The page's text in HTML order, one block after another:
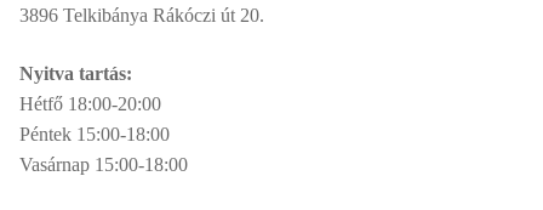
3896 Telkibánya Rákóczi út 20.
Nyitva tartás:
Hétfő 18:00-20:00
Péntek 15:00-18:00
Vasárnap 15:00-18:00